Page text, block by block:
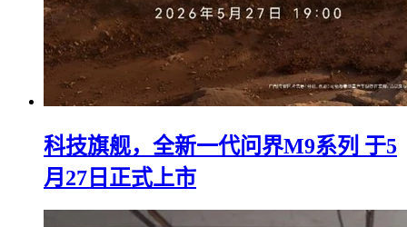
科技旗舰，全新一代问界M9系列 于5
月27日正式上市